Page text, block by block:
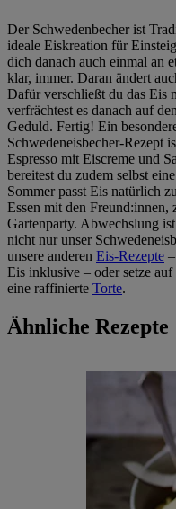
Der Schwedenbecher ist
ideale Eiskreation für
dich danach auch einmal an
klar, immer. Daran ändert
Dafür verschließt du das Eis
verfrächtest es danach auf
Geduld. Fertig! Ein
Schwedeneisbecher-Rezept
Espresso mit Eiscreme und
bereitest du zudem selbst
Sommer passt Eis natürlich
Essen mit den
Gartenparty. Abwechslung
nicht nur unser
unsere anderen Eis-Rezepte
Eis inklusive – oder setze
eine raffinierte Torte.
Ähnliche Rezepte